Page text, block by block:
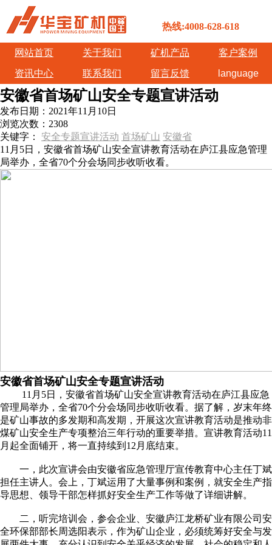
热线:4008-628-618
网站首页 关于我们 矿机产品
客户案例
资讯中心
联系我们 留言反馈 language
安徽省首场矿山安全专题宣讲活动
发布日期： 2021年11月10日
浏览次数： 2308
关键字： 安全专题宣讲活动 首场矿山 安徽省
11月5日，安徽省首场矿山安全宣讲教育活动在庐江县应急管理
局举办，全省70个分会场同步收听收看。
安徽省首场矿山安全专题宣讲活动
11月5日，安徽省首场矿山安全宣讲教育活动在庐江县应急
管理局举办，全省70个分会场同步收听收看。据了解，岁末年终
是矿山事故的多发期和高发期，开展这次宣讲教育活动是推动非
煤矿山安全生产专项整治三年行动的重要举措。宣讲教育活动11
月起全面铺开，将一直持续到12月底结束。
一，此次宣讲会由安徽省应急管理厅宣传教育中心主任丁斌
担任主讲人。会上，丁斌运用了大量事例和案例，就安全生产指
导思想、领导干部怎样抓好安全生产工作等做了详细讲解。
二，听完培训会，参会企业、安徽庐江龙桥矿业有限公司安
全环保部部长周选阳表示，作为矿山企业，必须统筹好安全与发